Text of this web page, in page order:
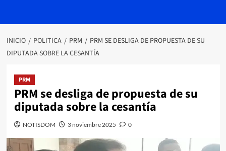
INICIO POLITICA PRM
PRM SE DESLIGA DE PROPUESTA DE SU
DIPUTADA SOBRE LA CESANTÍA
PRM
PRM se desliga de propuesta de su
diputada sobre la cesantía
NOTISDOM 3 noviembre 2025 0